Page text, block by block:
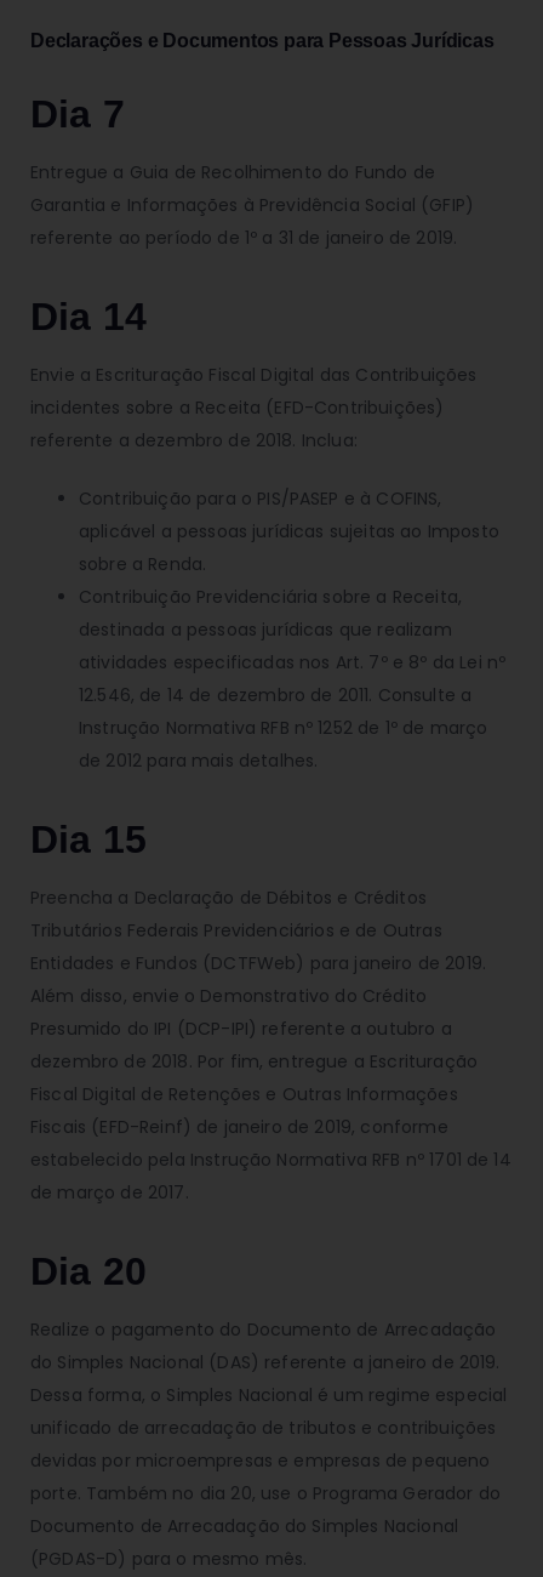
Declarações e Documentos para Pessoas Jurídicas
Dia 7
Entregue a Guia de Recolhimento do Fundo de
Garantia e Informações à Previdência Social (GFIP)
referente ao período de 1º a 31 de janeiro de 2019.
Dia 14
Envie a Escrituração Fiscal Digital das Contribuições
incidentes sobre a Receita (EFD-Contribuições)
referente a dezembro de 2018. Inclua:
Contribuição para o PIS/PASEP e à COFINS,
aplicável a pessoas jurídicas sujeitas ao Imposto
sobre a Renda.
Contribuição Previdenciária sobre a Receita,
destinada a pessoas jurídicas que realizam
atividades especificadas nos Art. 7º e 8º da Lei nº
12.546, de 14 de dezembro de 2011. Consulte a
Instrução Normativa RFB nº 1252 de 1º de março
de 2012 para mais detalhes.
Dia 15
Preencha a Declaração de Débitos e Créditos
Tributários Federais Previdenciários e de Outras
Entidades e Fundos (DCTFWeb) para janeiro de 2019.
Além disso, envie o Demonstrativo do Crédito
Presumido do IPI (DCP-IPI) referente a outubro a
dezembro de 2018. Por fim, entregue a Escrituração
Fiscal Digital de Retenções e Outras Informações
Fiscais (EFD-Reinf) de janeiro de 2019, conforme
estabelecido pela Instrução Normativa RFB nº 1701 de 14
de março de 2017.
Dia 20
Realize o pagamento do Documento de Arrecadação
do Simples Nacional (DAS) referente a janeiro de 2019.
Dessa forma, o Simples Nacional é um regime especial
unificado de arrecadação de tributos e contribuições
devidas por microempresas e empresas de pequeno
porte. Também no dia 20, use o Programa Gerador do
Documento de Arrecadação do Simples Nacional
(PGDAS-D) para o mesmo mês.